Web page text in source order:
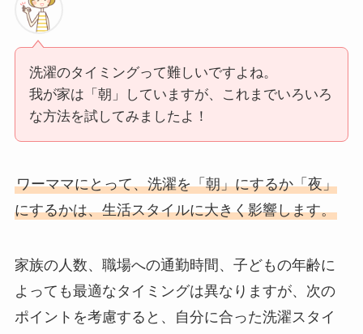
洗濯のタイミングって難しいですよね。
我が家は「朝」していますが、これまでいろいろ
な方法を試してみましたよ！
ワーママにとって、洗濯を「朝」にするか「夜」
にするかは、生活スタイルに大きく影響します。
家族の人数、職場への通勤時間、子どもの年齢に
よっても最適なタイミングは異なりますが、次の
ポイントを考慮すると、自分に合った洗濯スタイ